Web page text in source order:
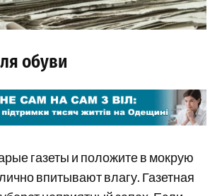
обуви
газеты и положите в мокрую
впитывают влагу. Газетная